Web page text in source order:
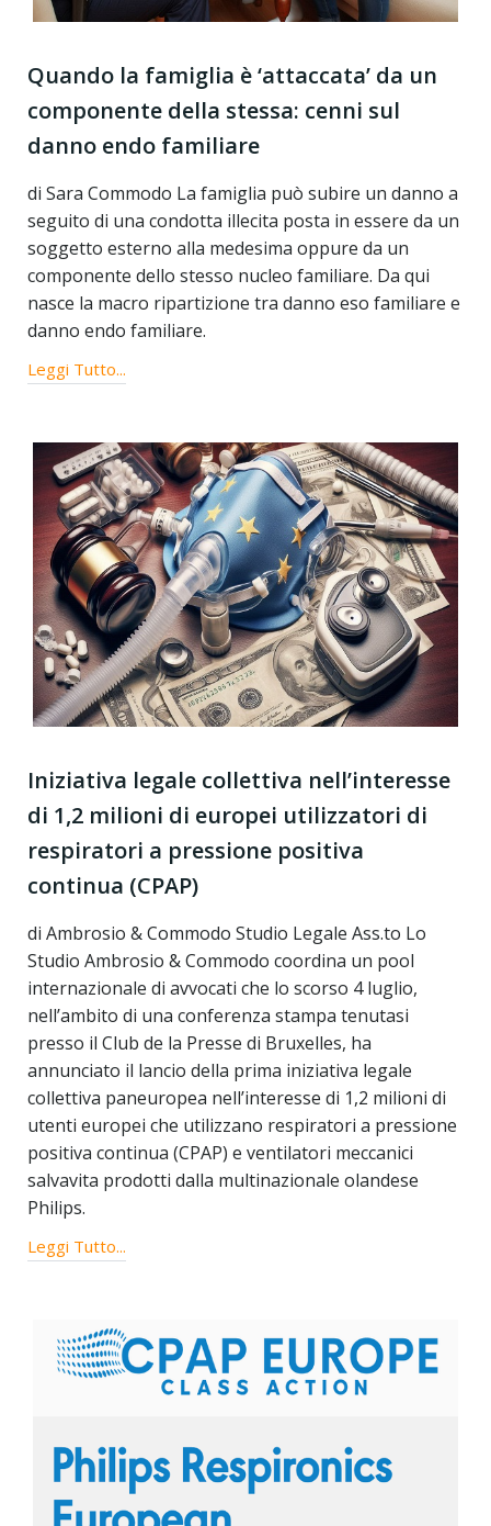
Quando la famiglia è ‘attaccata’ da un
componente della stessa: cenni sul
danno endo familiare
di Sara Commodo La famiglia può subire un danno a
seguito di una condotta illecita posta in essere da un
soggetto esterno alla medesima oppure da un
componente dello stesso nucleo familiare. Da qui
nasce la macro ripartizione tra danno eso familiare e
danno endo familiare.
Leggi Tutto...
Iniziativa legale collettiva nell’interesse
di 1,2 milioni di europei utilizzatori di
respiratori a pressione positiva
continua (CPAP)
di Ambrosio & Commodo Studio Legale Ass.to Lo
Studio Ambrosio & Commodo coordina un pool
internazionale di avvocati che lo scorso 4 luglio,
nell’ambito di una conferenza stampa tenutasi
presso il Club de la Presse di Bruxelles, ha
annunciato il lancio della prima iniziativa legale
collettiva paneuropea nell’interesse di 1,2 milioni di
utenti europei che utilizzano respiratori a pressione
positiva continua (CPAP) e ventilatori meccanici
salvavita prodotti dalla multinazionale olandese
Philips.
Leggi Tutto...